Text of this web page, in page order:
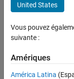
IndustryExplore
supported
United States
Vous pouvez
suivante :
Amériques
América Latina